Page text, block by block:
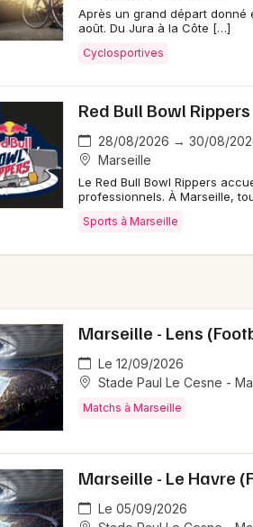
Après un grand départ donné
août. Du Jura à la Côte […]
Cyclosportives
Red Bull Bowl Rippers
28/08/2026 → 30/08/
Marseille
Le Red Bull Bowl Rippers
professionnels. À Marseille,
Sports à Marseille
Marseille - Lens
Le 12/09/2026
Stade Paul Le Cesne -
Matchs à Marseille
Marseille - Le Havre
Le 05/09/2026